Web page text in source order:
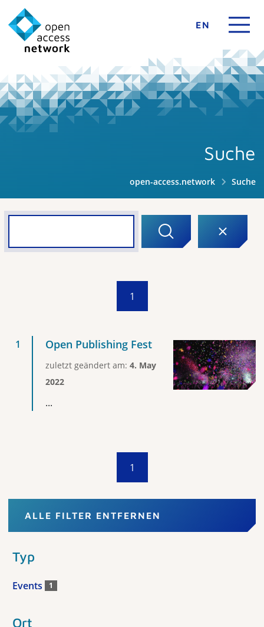
EN
Suche
open-access.network Suche
1
Open Publishing Fest
zuletzt geändert am: 4. May
2022
...
1
ALLE FILTER ENTFERNEN
Typ
Events 1
Ort